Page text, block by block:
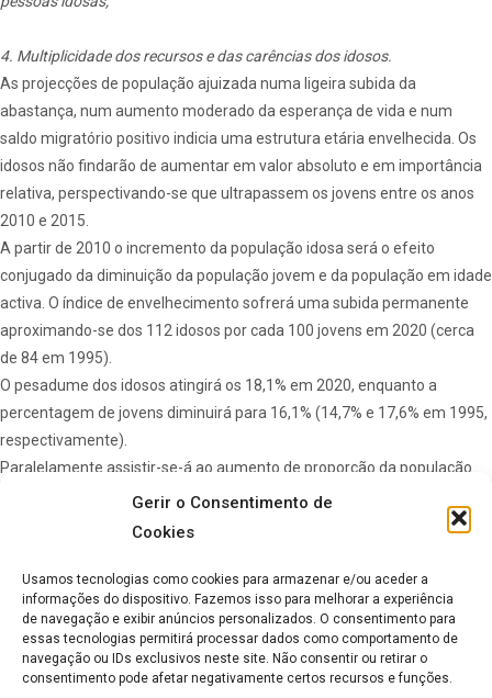
Gerir o Consentimento de
Cookies
Usamos tecnologias como cookies para armazenar e/ou aceder a
informações do dispositivo. Fazemos isso para melhorar a experiência
de navegação e exibir anúncios personalizados. O consentimento para
essas tecnologias permitirá processar dados como comportamento de
navegação ou IDs exclusivos neste site. Não consentir ou retirar o
consentimento pode afetar negativamente certos recursos e funções.
4. Multiplicidade dos recursos e das carências dos idosos.
As projecções de população ajuizada numa ligeira subida da
abastança, num aumento moderado da esperança de vida e num
saldo migratório positivo indicia uma estrutura etária envelhecida. Os
idosos não findarão de aumentar em valor absoluto e em importância
relativa, perspectivando-se que ultrapassem os jovens entre os anos
2010 e 2015.
A partir de 2010 o incremento da população idosa será o efeito
conjugado da diminuição da população jovem e da população em idade
activa. O índice de envelhecimento sofrerá uma subida permanente
aproximando-se dos 112 idosos por cada 100 jovens em 2020 (cerca
de 84 em 1995).
O pesadume dos idosos atingirá os 18,1% em 2020, enquanto a
percentagem de jovens diminuirá para 16,1% (14,7% e 17,6% em 1995,
respectivamente).
Paralelamente assistir-se-á ao aumento de proporção da população
com 75 e mais anos que se elevará a 7,7% em 2020, contra 5,6% em
1995. Como resultado desta evolução prevê-se que o índice de
de 2010: cerca de 45 indivíduos com 75 e mais anos por cada 100 com
65 e mais anos.
Tags: análise prospectiva diferentes extensões